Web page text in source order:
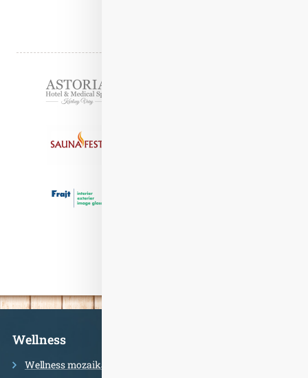
Informace
Wellness
Wellness mozaika